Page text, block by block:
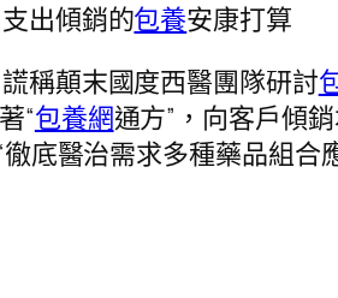
出傾銷的包養安康打算
稱顛末國度西醫團隊研討
“包養網通方”，向客戶傾
底醫治需求多種藥品組合